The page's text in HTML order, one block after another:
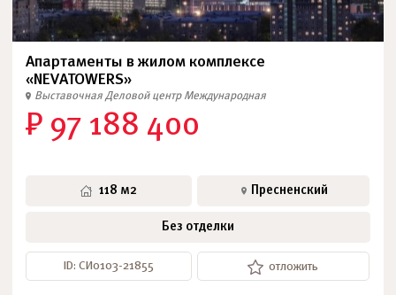
Апартаменты в жилом комплексе
«NEVATOWERS»
Выставочная Деловой центр Международная
₽ 97 188 400
118 м2 Пресненский
Без отделки
ID: СИ0103-21855 отложить